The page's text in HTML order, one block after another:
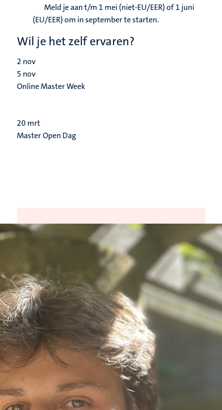
Meld je aan t/m 1 mei (niet-EU/EER) of 1 juni
(EU/EER) om in september te starten.
Wil je het zelf ervaren?
2 nov
5 nov
Online Master Week
20 mrt
Master Open Dag